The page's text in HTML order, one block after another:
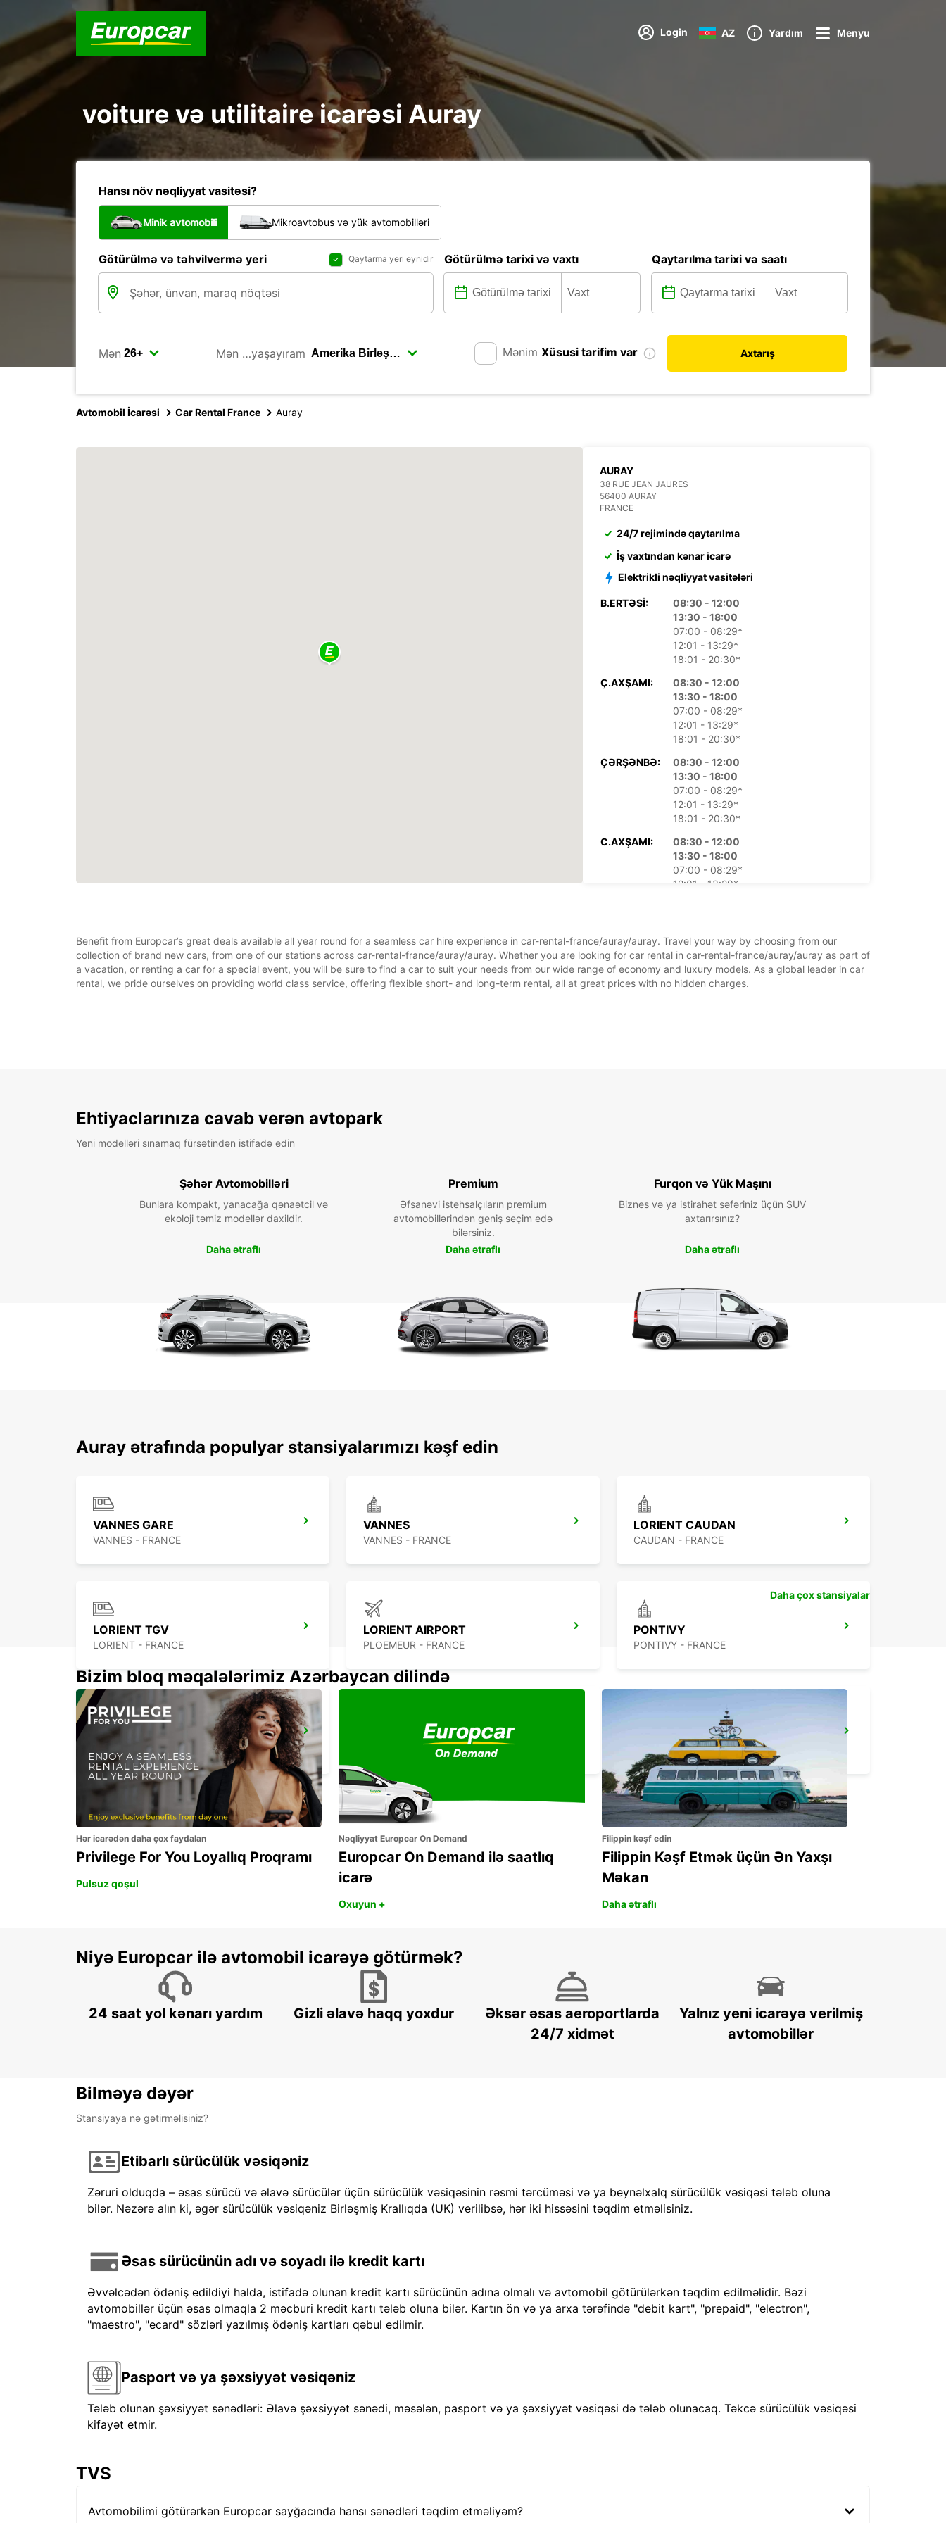
Login AZ Yardım Menyu
voiture və utilitaire icarəsi Auray
Hansı növ nəqliyyat vasitəsi?
Minik avtomobili Mikroavtobus və yük avtomobilləri
Götürülmə və təhvilvermə yeri Qaytarma yeri eynidir Götürülmə tarixi və vaxtı Qaytarılma tarixi və saatı
Mən Mən …yaşayıram Mənim Xüsusi tarifim var Axtarış
Avtomobil İcarəsi Car Rental France Auray
AURAY
38 RUE JEAN JAURES
56400 AURAY
FRANCE
24/7 rejimində qaytarılma
İş vaxtından kənar icarə
Elektrikli nəqliyyat vasitələri
B.ERTƏSI:
08:30 - 12:00
13:30 - 18:00
07:00 - 08:29*
12:01 - 13:29*
18:01 - 20:30*
Ç.AXŞAMI:
08:30 - 12:00
13:30 - 18:00
07:00 - 08:29*
12:01 - 13:29*
18:01 - 20:30*
ÇƏRŞƏNBƏ:
08:30 - 12:00
13:30 - 18:00
07:00 - 08:29*
12:01 - 13:29*
18:01 - 20:30*
C.AXŞAMI:
08:30 - 12:00
13:30 - 18:00
07:00 - 08:29*
12:01 - 13:29*
13:30 - 18:00
07:00 - 08:29*
12:01 - 13:29*
18:01 - 20:30*
+33 (0) 297242333
Benefit from Europcar’s great deals available all year round for a seamless car hire experience in car-rental-france/auray/auray. Travel your way by choosing from our
collection of brand new cars, from one of our stations across car-rental-france/auray/auray. Whether you are looking for car rental in car-rental-france/auray/auray as part of
a vacation, or renting a car for a special event, you will be sure to find a car to suit your needs from our wide range of economy and luxury models. As a global leader in car
rental, we pride ourselves on providing world class service, offering flexible short- and long-term rental, all at great prices with no hidden charges.
Ehtiyaclarınıza cavab verən avtopark
Yeni modelləri sınamaq fürsətindən istifadə edin
Şəhər Avtomobilləri
Bunlara kompakt, yanacağa qənaətcil və
ekoloji təmiz modellər daxildir.
Daha ətraflı
Premium
Əfsanəvi istehsalçıların premium
avtomobillərindən geniş seçim edə
bilərsiniz.
Daha ətraflı
Furqon və Yük Maşını
Biznes və ya istirahət səfəriniz üçün SUV
axtarırsınız?
Daha ətraflı
Auray ətrafında populyar stansiyalarımızı kəşf edin
VANNES GARE
VANNES - FRANCE
VANNES
VANNES - FRANCE
LORIENT CAUDAN
CAUDAN - FRANCE
LORIENT TGV
LORIENT - FRANCE
LORIENT AIRPORT
PLOEMEUR - FRANCE
PONTIVY
PONTIVY - FRANCE
PLOERMEL
PLOERMEL - FRANCE
LA BAULE GARE
LA BAULE - FRANCE REDON - FRANCE
Daha çox stansiyalar
Bizim bloq məqalələrimiz Azərbaycan dilində
Hər icarədən daha çox faydalan
Privilege For You Loyallıq Proqramı
Pulsuz qoşul
Nəqliyyat Europcar On Demand
Europcar On Demand ilə saatlıq
icarə
Oxuyun +
Filippin kəşf edin
Filippin Kəşf Etmək üçün Ən Yaxşı
Məkan
Daha ətraflı
Niyə Europcar ilə avtomobil icarəyə götürmək?
24 saat yol kənarı yardım Gizli əlavə haqq yoxdur
Əksər əsas aeroportlarda
24/7 xidmət
Yalnız yeni icarəyə verilmiş
avtomobillər
Bilməyə dəyər
Stansiyaya nə gətirməlisiniz?
Etibarlı sürücülük vəsiqəniz
Zəruri olduqda – əsas sürücü və əlavə sürücülər üçün sürücülük vəsiqəsinin rəsmi tərcüməsi və ya beynəlxalq sürücülük vəsiqəsi tələb oluna
bilər. Nəzərə alın ki, əgər sürücülük vəsiqəniz Birləşmiş Krallıqda (UK) verilibsə, hər iki hissəsini təqdim etməlisiniz.
Əsas sürücünün adı və soyadı ilə kredit kartı
Əvvəlcədən ödəniş edildiyi halda, istifadə olunan kredit kartı sürücünün adına olmalı və avtomobil götürülərkən təqdim edilməlidir. Bəzi
avtomobillər üçün əsas olmaqla 2 məcburi kredit kartı tələb oluna bilər. Kartın ön və ya arxa tərəfində "debit kart", "prepaid", "electron",
"maestro", "ecard" sözləri yazılmış ödəniş kartları qəbul edilmir.
Pasport və ya şəxsiyyət vəsiqəniz
Tələb olunan şəxsiyyət sənədləri: Əlavə şəxsiyyət sənədi, məsələn, pasport və ya şəxsiyyət vəsiqəsi də tələb olunacaq. Təkcə sürücülük vəsiqəsi
kifayət etmir.
TVS
Avtomobilimi götürərkən Europcar sayğacında hansı sənədləri təqdim etməliyəm?